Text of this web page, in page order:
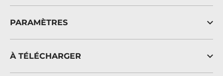
PARAMÈTRES
À TÉLÉCHARGER